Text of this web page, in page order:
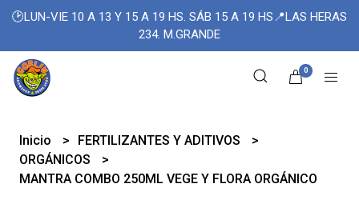
🕑LUN-VIE 10 A 13 Y 15 A 19 HS. SÁB 15 A 19 HS📍LAS HERAS
234. M.GRANDE
0
Inicio
FERTILIZANTES Y ADITIVOS
ORGÁNICOS
MANTRA COMBO 250ML VEGE Y FLORA ORGÁNICO